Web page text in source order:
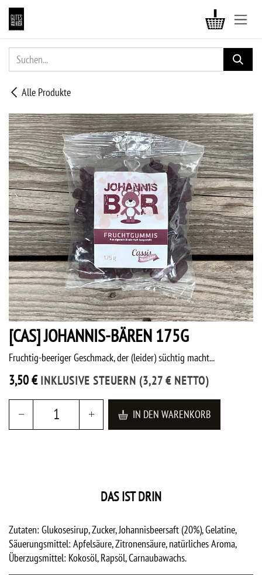
ZUM INHALT SPRINGEN
Alle Produkte
[CAS] JOHANNIS-BÄREN 175G
Fruchtig-beeriger Geschmack, der (leider) süchtig macht...
3,50€ INKLUSIVE STEUERN (3,27€ NETTO)
IN DEN WARENKORB
DAS IST DRIN
Zutaten: Glukosesirup, Zucker, Johannisbeersaft (20%), Gelatine,
Säuerungsmittel: Apfelsäure, Zitronensäure, natürliches Aroma,
Überzugsmittel: Kokosöl, Rapsöl, Carnaubawachs.